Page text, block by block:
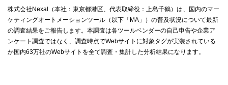
株式会社Nexal（本社：東京都港区、代表取締役：上島千鶴）は、国内のマー
ケティングオートメーションツール（以下「MA」）の普及状況について最新
の調査結果をご報告します。本調査は各ツールベンダーの自己申告や企業ア
ンケート調査ではなく、調査時点でWebサイトに対象タグが実装されている
か国内63万社のWebサイトを全て調査・集計した分析結果になります。